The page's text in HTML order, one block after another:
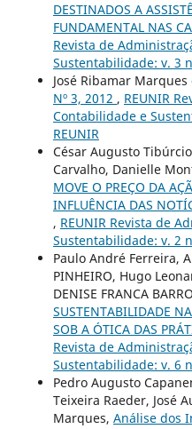
DESTINADOS A
FUNDAMENTAL NAS
Revista de
Sustentabilidade: v. 3
José Ribamar
Nº 3, 2012 , REUNIR
Contabilidade e
REUNIR
César Augusto
Carvalho, Danielle
MOVE O PREÇO DA
INFLUÊNCIA DAS
, REUNIR Revista de
Sustentabilidade: v. 2
Paulo André Ferreira,
PINHEIRO, Hugo
DENISE FRANCA
SUSTENTABILIDADE
SOB A ÓTICA DAS
Revista de
Sustentabilidade: v. 6
Pedro Augusto
Teixeira Raeder, José
Marques, Análise dos